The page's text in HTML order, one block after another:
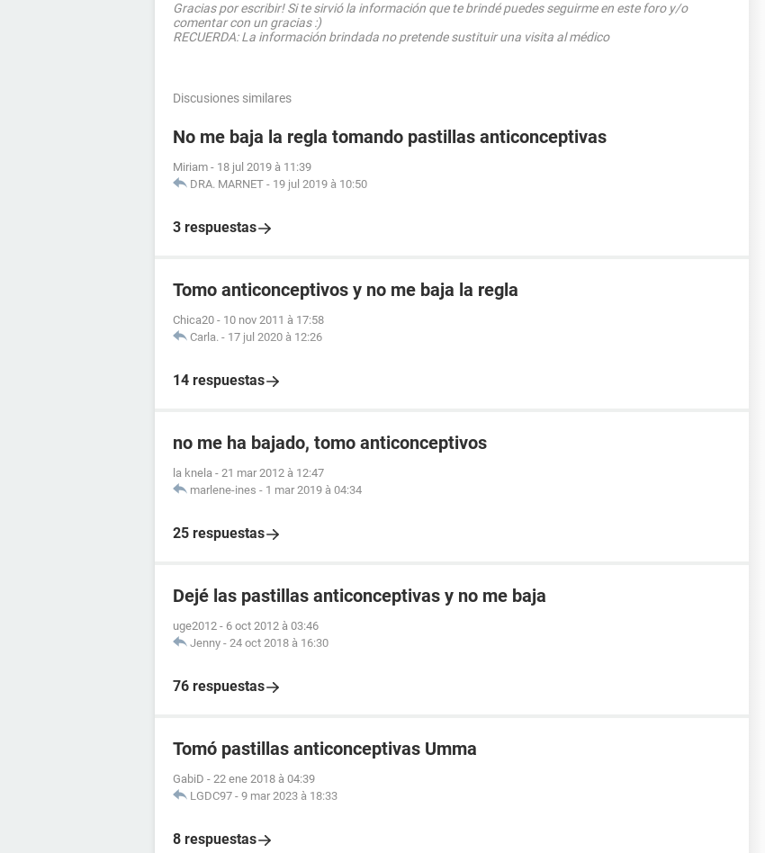
Gracias por escribir! Si te sirvió la información que te brindé puedes seguirme en este foro y/o
comentar con un gracias :)
RECUERDA: La información brindada no pretende sustituir una visita al médico
Discusiones similares
No me baja la regla tomando pastillas anticonceptivas
Miriam - 18 jul 2019 à 11:39
DRA. MARNET - 19 jul 2019 à 10:50
3 respuestas
Tomo anticonceptivos y no me baja la regla
Chica20 - 10 nov 2011 à 17:58
Carla. - 17 jul 2020 à 12:26
14 respuestas
no me ha bajado, tomo anticonceptivos
la knela - 21 mar 2012 à 12:47
marlene-ines - 1 mar 2019 à 04:34
25 respuestas
Dejé las pastillas anticonceptivas y no me baja
uge2012 - 6 oct 2012 à 03:46
Jenny - 24 oct 2018 à 16:30
76 respuestas
Tomó pastillas anticonceptivas Umma
GabiD - 22 ene 2018 à 04:39
LGDC97 - 9 mar 2023 à 18:33
8 respuestas